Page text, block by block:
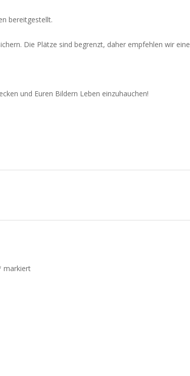
bereitgestellt.
Die Plätze sind begrenzt, daher empfehlen wir eine
und Euren Bildern Leben einzuhauchen!
markiert